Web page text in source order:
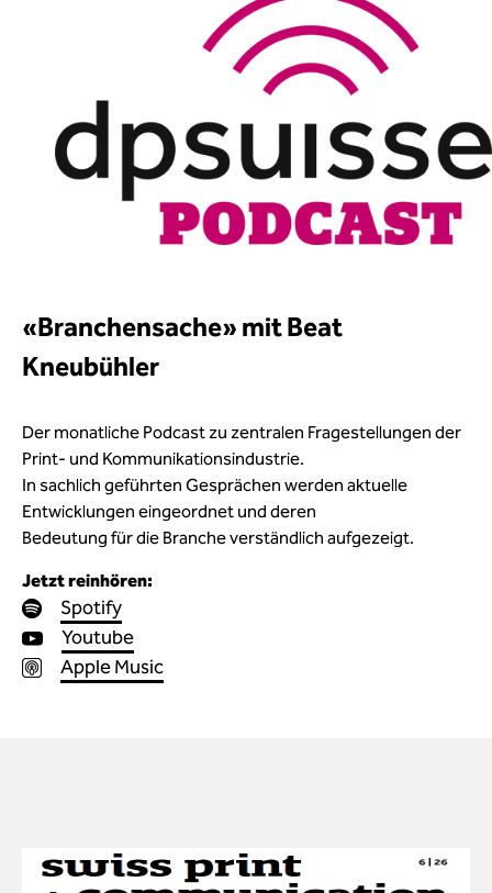
«Branchensache» mit Beat
Kneubühler
Der monatliche Podcast zu zentralen Fragestellungen der
Print- und Kommunikationsindustrie.
In sachlich geführten Gesprächen werden aktuelle
Entwicklungen eingeordnet und deren
Bedeutung für die Branche verständlich aufgezeigt.
Jetzt reinhören:
Spotify
Youtube
Apple Music